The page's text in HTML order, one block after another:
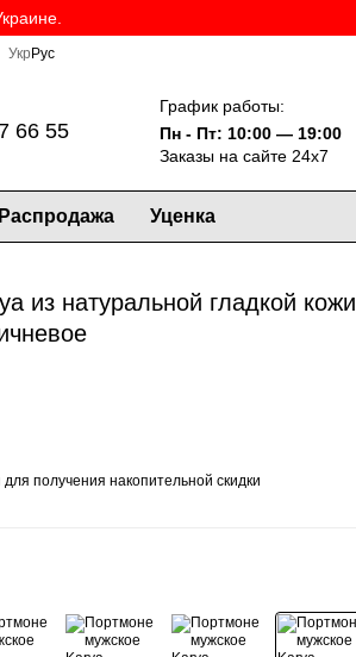
Укр Рус
66 55
График работы:
Пн - Пт: 10:00 — 19:00
Заказы на сайте 24х7
Распродажа Уценка
из натуральной гладкой кожи
для получения накопительной скидки